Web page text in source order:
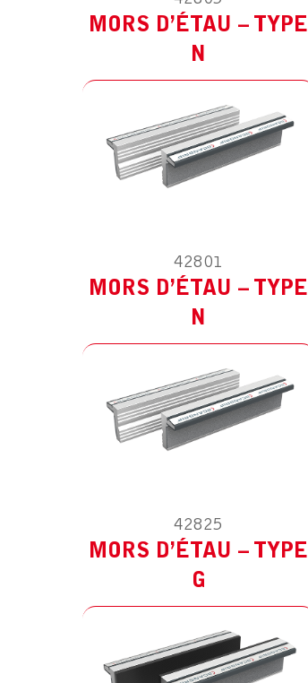
MORS D’ÉTAU – TYPE
N
42801
MORS D’ÉTAU – TYPE
N
MODÈLE :POUR AUTRES
42825
MORS D’ÉTAU – TYPE
G
MODÈLE :POUR AUTRES
MODÈLE :POUR AUTRES